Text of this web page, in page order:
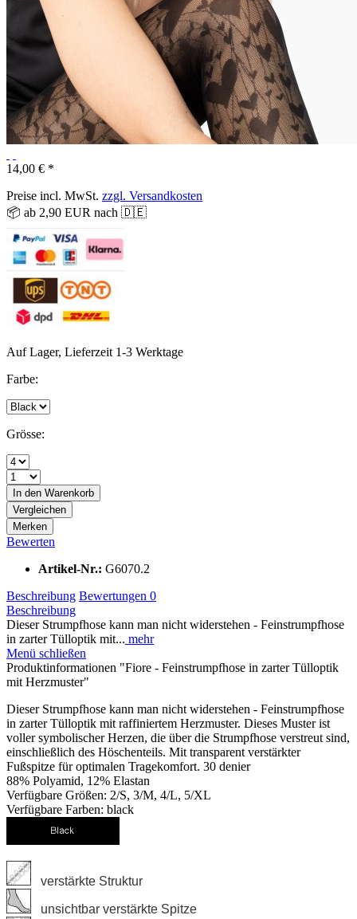
14,00 € *
Preise incl. MwSt. zzgl. Versandkosten
📦 ab 2,90 EUR nach 🇩🇪
Auf Lager, Lieferzeit 1-3 Werktage
Farbe:
Grösse:
In den Warenkorb
Vergleichen
Merken
Bewerten
Artikel-Nr.: G6070.2
Beschreibung Bewertungen 0
Beschreibung
Dieser Strumpfhose kann man nicht widerstehen - Feinstrumpfhose
in zarter Tülloptik mit... mehr
Menü schließen
Produktinformationen "Fiore - Feinstrumpfhose in zarter Tülloptik
mit Herzmuster"
Dieser Strumpfhose kann man nicht widerstehen - Feinstrumpfhose
in zarter Tülloptik mit raffiniertem Herzmuster. Dieses Muster ist
voller symbolischer Herzen, die über die Strumpfhose verstreut sind,
einschließlich des Höschenteils. Mit transparent verstärkter
Fußspitze für optimalen Tragekomfort. 30 denier
88% Polyamid, 12% Elastan
Verfügbare Größen: 2/S, 3/M, 4/L, 5/XL
Verfügbare Farben: black
verstärkte Struktur
unsichtbar verstärkte Spitze